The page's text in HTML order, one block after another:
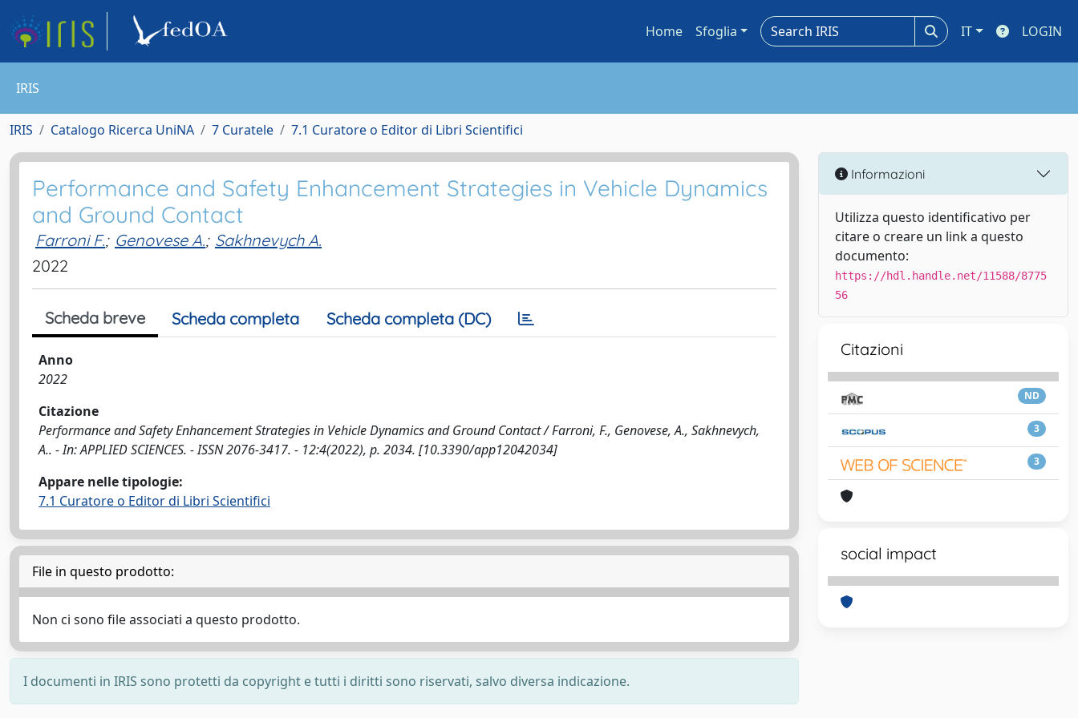
Home Sfoglia IT LOGIN
IRIS
IRIS Catalogo Ricerca UniNA 7 Curatele 7.1 Curatore o Editor di Libri Scientifici
Performance and Safety Enhancement Strategies in Vehicle Dynamics
and Ground Contact
Farroni F.; Genovese A.; Sakhnevych A.
2022
Scheda breve Scheda completa Scheda completa (DC)
Anno
2022
Citazione
Performance and Safety Enhancement Strategies in Vehicle Dynamics and Ground Contact / Farroni, F., Genovese, A., Sakhnevych,
A.. - In: APPLIED SCIENCES. - ISSN 2076-3417. - 12:4(2022), p. 2034. [10.3390/app12042034]
Appare nelle tipologie:
7.1 Curatore o Editor di Libri Scientifici
File in questo prodotto:
Non ci sono file associati a questo prodotto.
I documenti in IRIS sono protetti da copyright e tutti i diritti sono riservati, salvo diversa indicazione.
Informazioni
Utilizza questo identificativo per
citare o creare un link a questo
documento:
https://hdl.handle.net/11588/8775
56
Citazioni
ND
3
3
social impact